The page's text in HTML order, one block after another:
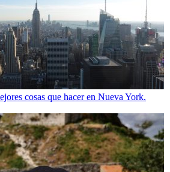
cosas que hacer en Nueva York.